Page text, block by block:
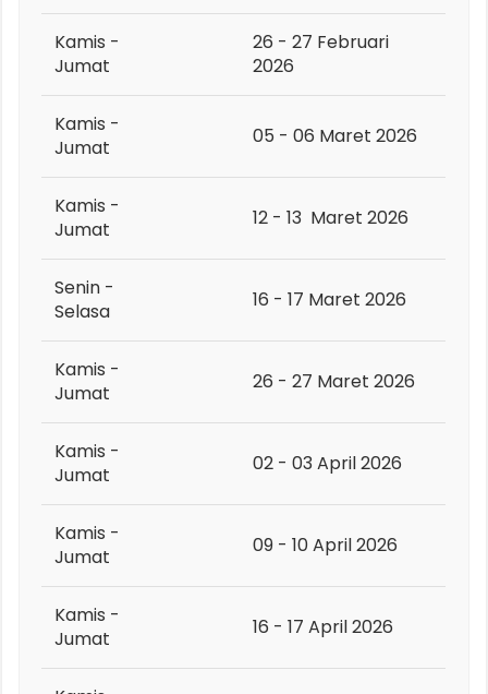
Kamis -
Jumat
26 - 27 Februari
2026
Kamis -
Jumat
05 - 06 Maret 2026
Kamis -
Jumat
12 - 13 Maret 2026
Senin -
Selasa
16 - 17 Maret 2026
Kamis -
Jumat
26 - 27 Maret 2026
Kamis -
Jumat
02 - 03 April 2026
Kamis -
Jumat
09 - 10 April 2026
Kamis -
Jumat
16 - 17 April 2026